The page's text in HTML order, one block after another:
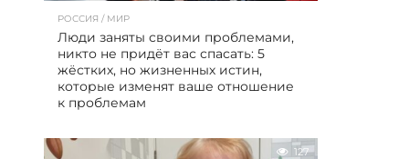
РОССИЯ / МИР
Люди заняты своими проблемами,
никто не придёт вас спасать: 5
жёстких, но жизненных истин,
которые изменят ваше отношение
к проблемам
127